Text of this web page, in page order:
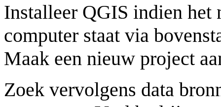
Installeer QGIS indien het
computer staat via
Maak een nieuw project
Zoek vervolgens data